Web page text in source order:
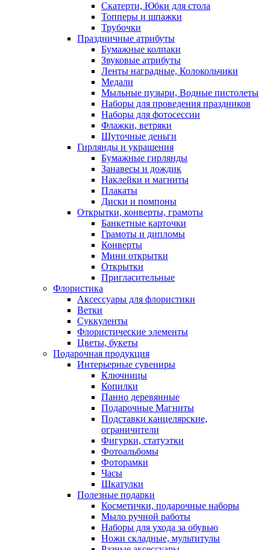
Скатерти, Юбки для стола
Топперы и шпажки
Трубочки
Праздничные атрибуты
Бумажные колпаки
Звуковые атрибуты
Ленты наградные, Колокольчики
Медали
Мыльные пузыри, Водные пистолеты
Наборы для проведения праздников
Наборы для фотосессии
Флажки, ветряки
Шуточные деньги
Гирлянды и украшения
Бумажные гирлянды
Занавесы и дождик
Наклейки и магниты
Плакаты
Диски и помпоны
Открытки, конверты, грамоты
Банкетные карточки
Грамоты и дипломы
Конверты
Мини открытки
Открытки
Пригласительные
Флористика
Аксессуары для флористики
Ветки
Суккуленты
Флористические элементы
Цветы, букеты
Подарочная продукция
Интерьерные сувениры
Ключницы
Копилки
Панно деревянные
Подарочные Магниты
Подставки канцелярские,
ограничители
Фигурки, статуэтки
Фотоальбомы
Фоторамки
Часы
Шкатулки
Полезные подарки
Косметички, подарочные наборы
Мыло ручной работы
Наборы для ухода за обувью
Ножи складные, мультитулы